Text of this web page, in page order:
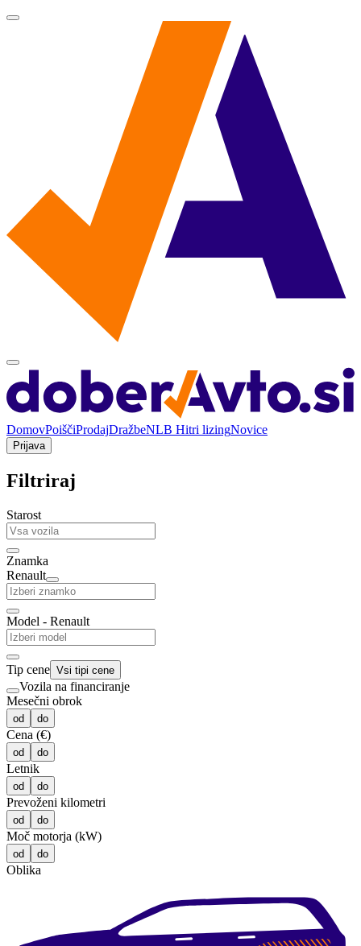
DomovPoiščiProdajDražbeNLB Hitri lizingNovice
Prijava
Filtriraj
Starost
Znamka
Renault
Model - Renault
Tip cene Vsi tipi cene
Vozila na financiranje
Mesečni obrok
od do
Cena (€)
od do
Letnik
od do
Prevoženi kilometri
od do
Moč motorja (kW)
od do
Oblika